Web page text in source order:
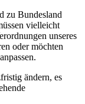
zu Bundesland
vielleicht
unseres
oder möchten
ändern, es